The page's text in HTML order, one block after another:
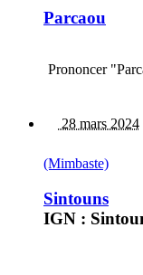
Parcaou
Prononcer
28 mars 2024
(Mimbaste)
Sintouns
IGN :